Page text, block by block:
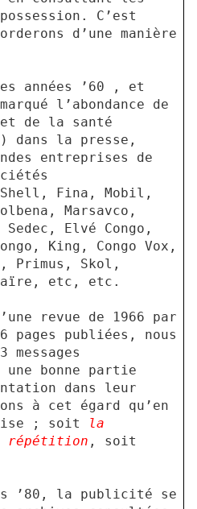
C’est
d’une manière
années ’60 , et
l’abondance de
de la santé
dans la presse,
entreprises de
Fina, Mobil,
Marsavco,
Elvé Congo,
King, Congo Vox,
Primus, Skol,
etc, etc.
revue de 1966 par
pages publiées, nous
messages
bonne partie
dans leur
à cet égard qu’en
; soit
la
répétition , soit
’80, la publicité se